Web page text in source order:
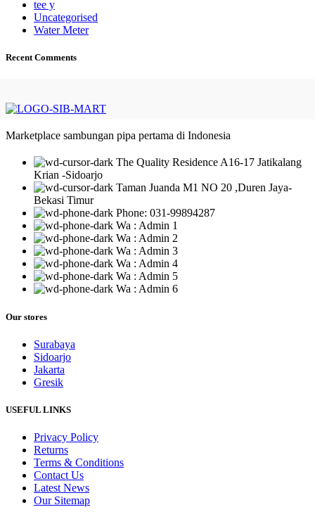
tee y
Uncategorised
Water Meter
Recent Comments
Marketplace sambungan pipa pertama di Indonesia
The Quality Residence A16-17 Jatikalang
Krian -Sidoarjo
Taman Juanda M1 NO 20 ,Duren Jaya-
Bekasi Timur
Phone: 031-99894287
Wa : Admin 1
Wa : Admin 2
Wa : Admin 3
Wa : Admin 4
Wa : Admin 5
Wa : Admin 6
Our stores
Surabaya
Sidoarjo
Jakarta
Gresik
USEFUL LINKS
Privacy Policy
Returns
Terms & Conditions
Contact Us
Latest News
Our Sitemap